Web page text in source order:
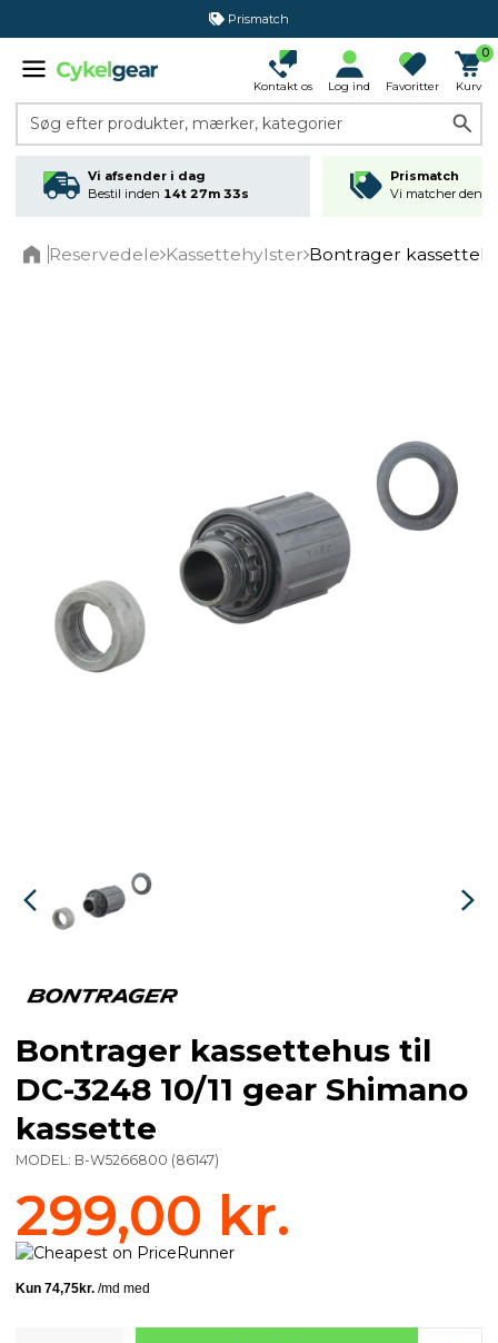
Prismatch
Kontakt os Log ind Favoritter
0
Kurv
Søg efter produkter, mærker, kategorier
Vi afsender i dag
Bestil inden 14t 27m 33s
Prismatch
Vi matcher den
Reservedele Kassettehylster Bontrager
Bontrager kassettehus til
DC-3248 10/11 gear Shimano
kassette
MODEL: B-W5266800 (86147)
299,00 kr.